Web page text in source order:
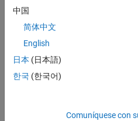
Service),
Azure®
Storage
Blob, and
Distributed
中国
简体中文
English
日本 (日本語)
한국 (한국어)
Comuníquese con